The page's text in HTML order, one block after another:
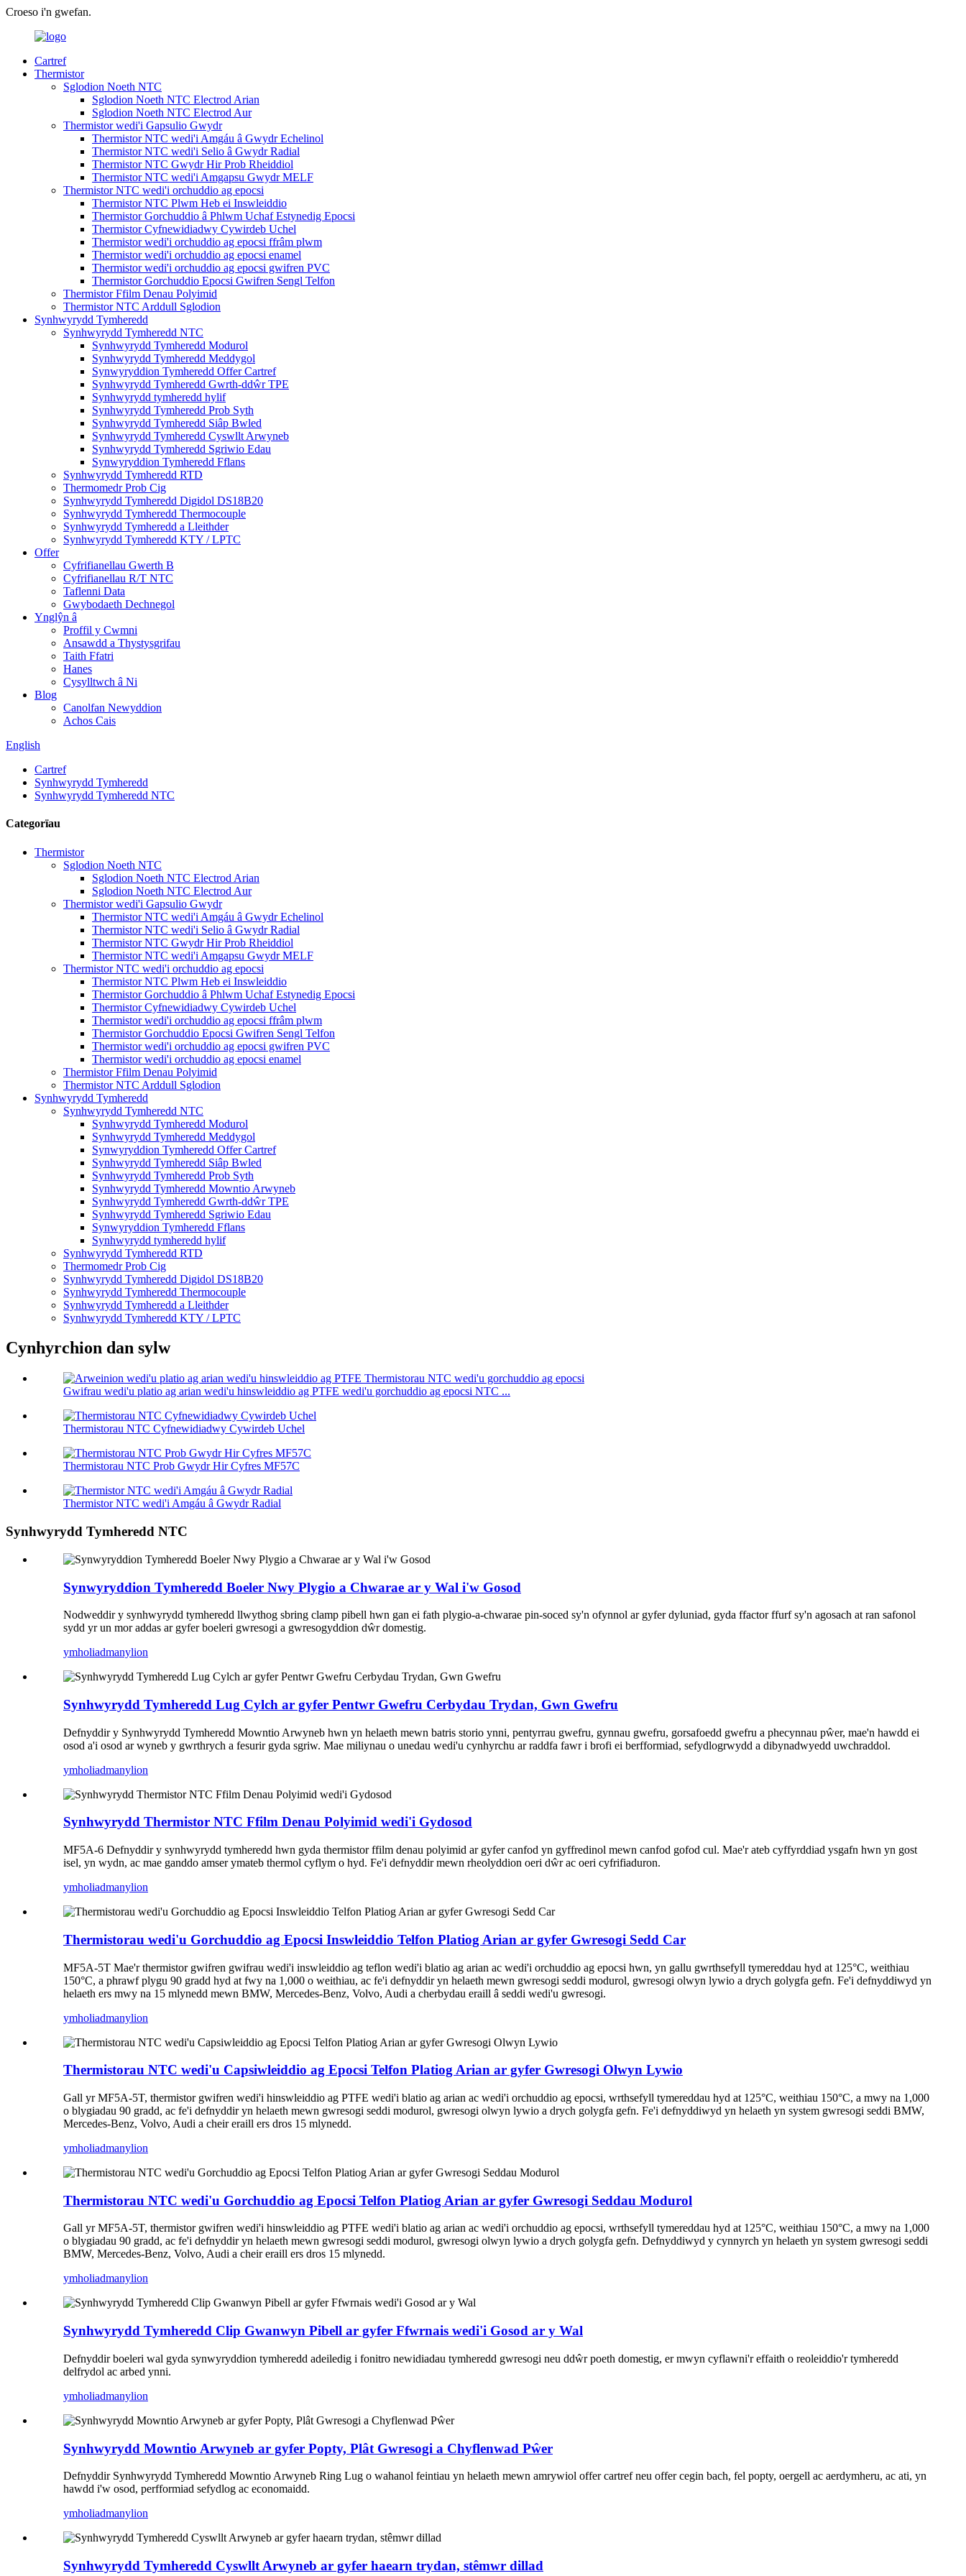
Croeso i'n gwefan.
Cartref
Thermistor
Sglodion Noeth NTC
Sglodion Noeth NTC Electrod Arian
Sglodion Noeth NTC Electrod Aur
Thermistor wedi'i Gapsulio Gwydr
Thermistor NTC wedi'i Amgáu â Gwydr Echelinol
Thermistor NTC wedi'i Selio â Gwydr Radial
Thermistor NTC Gwydr Hir Prob Rheiddiol
Thermistor NTC wedi'i Amgapsu Gwydr MELF
Thermistor NTC wedi'i orchuddio ag epocsi
Thermistor NTC Plwm Heb ei Inswleiddio
Thermistor Gorchuddio â Phlwm Uchaf Estynedig Epocsi
Thermistor Cyfnewidiadwy Cywirdeb Uchel
Thermistor wedi'i orchuddio ag epocsi ffrâm plwm
Thermistor wedi'i orchuddio ag epocsi enamel
Thermistor wedi'i orchuddio ag epocsi gwifren PVC
Thermistor Gorchuddio Epocsi Gwifren Sengl Telfon
Thermistor Ffilm Denau Polyimid
Thermistor NTC Arddull Sglodion
Synhwyrydd Tymheredd
Synhwyrydd Tymheredd NTC
Synhwyrydd Tymheredd Modurol
Synhwyrydd Tymheredd Meddygol
Synwyryddion Tymheredd Offer Cartref
Synhwyrydd Tymheredd Gwrth-ddŵr TPE
Synhwyrydd tymheredd hylif
Synhwyrydd Tymheredd Prob Syth
Synhwyrydd Tymheredd Siâp Bwled
Synhwyrydd Tymheredd Cyswllt Arwyneb
Synhwyrydd Tymheredd Sgriwio Edau
Synwyryddion Tymheredd Fflans
Synhwyrydd Tymheredd RTD
Thermomedr Prob Cig
Synhwyrydd Tymheredd Digidol DS18B20
Synhwyrydd Tymheredd Thermocouple
Synhwyrydd Tymheredd a Lleithder
Synhwyrydd Tymheredd KTY / LPTC
Offer
Cyfrifianellau Gwerth B
Cyfrifianellau R/T NTC
Taflenni Data
Gwybodaeth Dechnegol
Ynglŷn â
Proffil y Cwmni
Ansawdd a Thystysgrifau
Taith Ffatri
Hanes
Cysylltwch â Ni
Blog
Canolfan Newyddion
Achos Cais
English
Cartref
Synhwyrydd Tymheredd
Synhwyrydd Tymheredd NTC
Categorïau
Thermistor
Sglodion Noeth NTC
Sglodion Noeth NTC Electrod Arian
Sglodion Noeth NTC Electrod Aur
Thermistor wedi'i Gapsulio Gwydr
Thermistor NTC wedi'i Amgáu â Gwydr Echelinol
Thermistor NTC wedi'i Selio â Gwydr Radial
Thermistor NTC Gwydr Hir Prob Rheiddiol
Thermistor NTC wedi'i Amgapsu Gwydr MELF
Thermistor NTC wedi'i orchuddio ag epocsi
Thermistor NTC Plwm Heb ei Inswleiddio
Thermistor Gorchuddio â Phlwm Uchaf Estynedig Epocsi
Thermistor Cyfnewidiadwy Cywirdeb Uchel
Thermistor wedi'i orchuddio ag epocsi ffrâm plwm
Thermistor Gorchuddio Epocsi Gwifren Sengl Telfon
Thermistor wedi'i orchuddio ag epocsi gwifren PVC
Thermistor wedi'i orchuddio ag epocsi enamel
Thermistor Ffilm Denau Polyimid
Thermistor NTC Arddull Sglodion
Synhwyrydd Tymheredd
Synhwyrydd Tymheredd NTC
Synhwyrydd Tymheredd Modurol
Synhwyrydd Tymheredd Meddygol
Synwyryddion Tymheredd Offer Cartref
Synhwyrydd Tymheredd Siâp Bwled
Synhwyrydd Tymheredd Prob Syth
Synhwyrydd Tymheredd Mowntio Arwyneb
Synhwyrydd Tymheredd Gwrth-ddŵr TPE
Synhwyrydd Tymheredd Sgriwio Edau
Synwyryddion Tymheredd Fflans
Synhwyrydd tymheredd hylif
Synhwyrydd Tymheredd RTD
Thermomedr Prob Cig
Synhwyrydd Tymheredd Digidol DS18B20
Synhwyrydd Tymheredd Thermocouple
Synhwyrydd Tymheredd a Lleithder
Synhwyrydd Tymheredd KTY / LPTC
Cynhyrchion dan sylw
Gwifrau wedi'u platio ag arian wedi'u hinswleiddio ag PTFE wedi'u gorchuddio ag epocsi NTC ...
Thermistorau NTC Cyfnewidiadwy Cywirdeb Uchel
Thermistorau NTC Prob Gwydr Hir Cyfres MF57C
Thermistor NTC wedi'i Amgáu â Gwydr Radial
Synhwyrydd Tymheredd NTC
Synwyryddion Tymheredd Boeler Nwy Plygio a Chwarae ar y Wal i'w Gosod
Nodweddir y synhwyrydd tymheredd llwythog sbring clamp pibell hwn gan ei fath plygio-a-chwarae pin-soced sy'n ofynnol ar gyfer dyluniad, gyda ffactor ffurf sy'n agosach at ran safonol
sydd yr un mor addas ar gyfer boeleri gwresogi a gwresogyddion dŵr domestig.
ymholiadmanylion
Synhwyrydd Tymheredd Lug Cylch ar gyfer Pentwr Gwefru Cerbydau Trydan, Gwn Gwefru
Defnyddir y Synhwyrydd Tymheredd Mowntio Arwyneb hwn yn helaeth mewn batris storio ynni, pentyrrau gwefru, gynnau gwefru, gorsafoedd gwefru a phecynnau pŵer, mae'n hawdd ei
osod a'i osod ar wyneb y gwrthrych a fesurir gyda sgriw. Mae miliynau o unedau wedi'u cynhyrchu ar raddfa fawr i brofi ei berfformiad, sefydlogrwydd a dibynadwyedd uwchraddol.
ymholiadmanylion
Synhwyrydd Thermistor NTC Ffilm Denau Polyimid wedi'i Gydosod
MF5A-6 Defnyddir y synhwyrydd tymheredd hwn gyda thermistor ffilm denau polyimid ar gyfer canfod yn gyffredinol mewn canfod gofod cul. Mae'r ateb cyffyrddiad ysgafn hwn yn gost
isel, yn wydn, ac mae ganddo amser ymateb thermol cyflym o hyd. Fe'i defnyddir mewn rheolyddion oeri dŵr ac oeri cyfrifiaduron.
ymholiadmanylion
Thermistorau wedi'u Gorchuddio ag Epocsi Inswleiddio Telfon Platiog Arian ar gyfer Gwresogi Sedd Car
MF5A-5T Mae'r thermistor gwifren gwifrau wedi'i inswleiddio ag teflon wedi'i blatio ag arian ac wedi'i orchuddio ag epocsi hwn, yn gallu gwrthsefyll tymereddau hyd at 125°C, weithiau
150°C, a phrawf plygu 90 gradd hyd at fwy na 1,000 o weithiau, ac fe'i defnyddir yn helaeth mewn gwresogi seddi modurol, gwresogi olwyn lywio a drych golygfa gefn. Fe'i defnyddiwyd yn
helaeth ers mwy na 15 mlynedd mewn BMW, Mercedes-Benz, Volvo, Audi a cherbydau eraill â seddi wedi'u gwresogi.
ymholiadmanylion
Thermistorau NTC wedi'u Capsiwleiddio ag Epocsi Telfon Platiog Arian ar gyfer Gwresogi Olwyn Lywio
Gall yr MF5A-5T, thermistor gwifren wedi'i hinswleiddio ag PTFE wedi'i blatio ag arian ac wedi'i orchuddio ag epocsi, wrthsefyll tymereddau hyd at 125°C, weithiau 150°C, a mwy na 1,000
o blygiadau 90 gradd, ac fe'i defnyddir yn helaeth mewn gwresogi seddi modurol, gwresogi olwyn lywio a drych golygfa gefn. Fe'i defnyddiwyd yn helaeth yn system gwresogi seddi BMW,
Mercedes-Benz, Volvo, Audi a cheir eraill ers dros 15 mlynedd.
ymholiadmanylion
Thermistorau NTC wedi'u Gorchuddio ag Epocsi Telfon Platiog Arian ar gyfer Gwresogi Seddau Modurol
Gall yr MF5A-5T, thermistor gwifren wedi'i hinswleiddio ag PTFE wedi'i blatio ag arian ac wedi'i orchuddio ag epocsi, wrthsefyll tymereddau hyd at 125°C, weithiau 150°C, a mwy na 1,000
o blygiadau 90 gradd, ac fe'i defnyddir yn helaeth mewn gwresogi seddi modurol, gwresogi olwyn lywio a drych golygfa gefn. Defnyddiwyd y cynnyrch yn helaeth yn system gwresogi seddi
BMW, Mercedes-Benz, Volvo, Audi a cheir eraill ers dros 15 mlynedd.
ymholiadmanylion
Synhwyrydd Tymheredd Clip Gwanwyn Pibell ar gyfer Ffwrnais wedi'i Gosod ar y Wal
Defnyddir boeleri wal gyda synwyryddion tymheredd adeiledig i fonitro newidiadau tymheredd gwresogi neu ddŵr poeth domestig, er mwyn cyflawni'r effaith o reoleiddio'r tymheredd
delfrydol ac arbed ynni.
ymholiadmanylion
Synhwyrydd Mowntio Arwyneb ar gyfer Popty, Plât Gwresogi a Chyflenwad Pŵer
Defnyddir Synhwyrydd Tymheredd Mowntio Arwyneb Ring Lug o wahanol feintiau yn helaeth mewn amrywiol offer cartref neu offer cegin bach, fel popty, oergell ac aerdymheru, ac ati, yn
hawdd i'w osod, perfformiad sefydlog ac economaidd.
ymholiadmanylion
Synhwyrydd Tymheredd Cyswllt Arwyneb ar gyfer haearn trydan, stêmwr dillad